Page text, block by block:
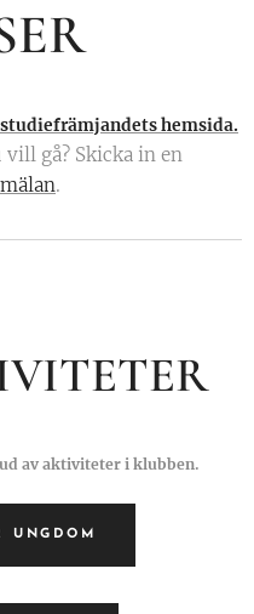
hemsida.
gå? Skicka in en
.
av aktiviteter i klubben.
UNGDOM